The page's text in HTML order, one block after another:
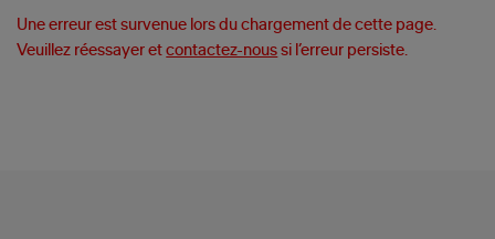
Une erreur est survenue lors du chargement de cette page.
Veuillez réessayer etcontactez-nous si l’erreur persiste.